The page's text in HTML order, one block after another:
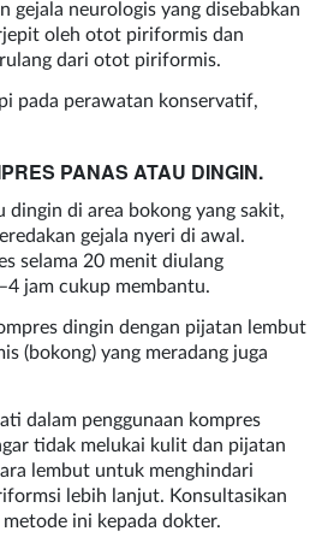
gejala neurologis yang disebabkan
oleh otot piriformis dan
dari otot piriformis.
pada perawatan konservatif,
PANAS ATAU DINGIN.
dingin di area bokong yang sakit,
gejala nyeri di awal.
selama 20 menit diulang
jam cukup membantu.
dingin dengan pijatan lembut
(bokong) yang meradang juga
dalam penggunaan kompres
tidak melukai kulit dan pijatan
lembut untuk menghindari
lebih lanjut. Konsultasikan
ini kepada dokter.